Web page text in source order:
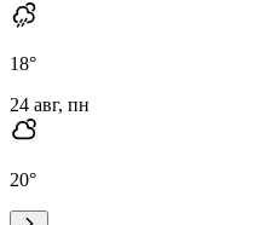
18°
24 авг, пн
20°